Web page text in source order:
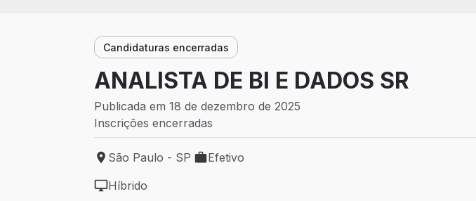
Candidaturas encerradas
ANALISTA DE BI E DADOS SR
Publicada em 18 de dezembro de 2025
Inscrições encerradas
Local de trabalho: São Paulo - SP
São Paulo - SP
Tipo de vaga: Efetivo
Efetivo
Modelo de trabalho: Híbrido
Híbrido